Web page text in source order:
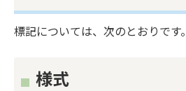
標記については、次のとおりです。
様式